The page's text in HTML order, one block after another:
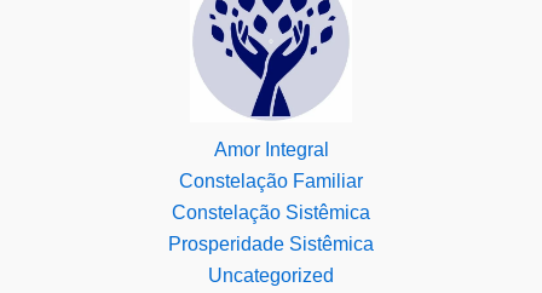
Amor Integral
Constelação Familiar
Constelação Sistêmica
Prosperidade Sistêmica
Uncategorized